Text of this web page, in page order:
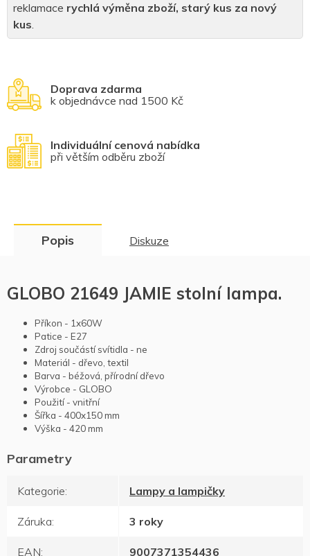
Doprava zdarma
k objednávce nad 1500 Kč
Individuální cenová nabídka
při větším odběru zboží
reklamace rychlá výměna zboží, starý kus za nový
kus.
Popis Diskuze
GLOBO 21649 JAMIE stolní lampa.
Příkon - 1x60W
Patice - E27
Zdroj součástí svítidla - ne
Materiál - dřevo, textil
Barva - béžová, přírodní dřevo
Výrobce - GLOBO
Použití - vnitřní
Šířka - 400x150 mm
Výška - 420 mm
Kategorie: Lampy a lampičky
Záruka: 3 roky
EAN: 9007371354436